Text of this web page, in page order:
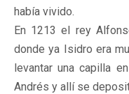
había vivido.
En 1213 el rey
donde ya Isidro era
levantar una capilla
Andrés y allí se